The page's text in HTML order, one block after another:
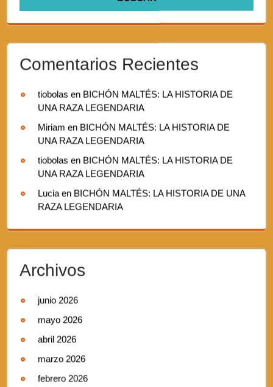
Comentarios Recientes
tiobolas en BICHÓN MALTÉS: LA HISTORIA DE
UNA RAZA LEGENDARIA
Miriam en BICHÓN MALTÉS: LA HISTORIA DE
UNA RAZA LEGENDARIA
tiobolas en BICHÓN MALTÉS: LA HISTORIA DE
UNA RAZA LEGENDARIA
Lucia en BICHÓN MALTÉS: LA HISTORIA DE UNA
RAZA LEGENDARIA
Archivos
junio 2026
mayo 2026
abril 2026
marzo 2026
febrero 2026